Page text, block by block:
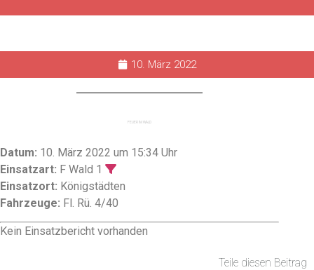
10. März 2022
FEUER IM WALD
Datum: 10. März 2022 um 15:34 Uhr
Einsatzart: F Wald 1
Einsatzort: Königstädten
Fahrzeuge: Fl. Rü. 4/40
Kein Einsatzbericht vorhanden
Teile diesen Beitrag